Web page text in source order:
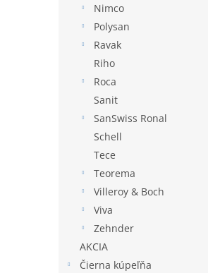
Nimco
Polysan
Ravak
Riho
Roca
Sanit
SanSwiss Ronal
Schell
Tece
Teorema
Villeroy & Boch
Viva
Zehnder
AKCIA
Čierna kúpeľňa